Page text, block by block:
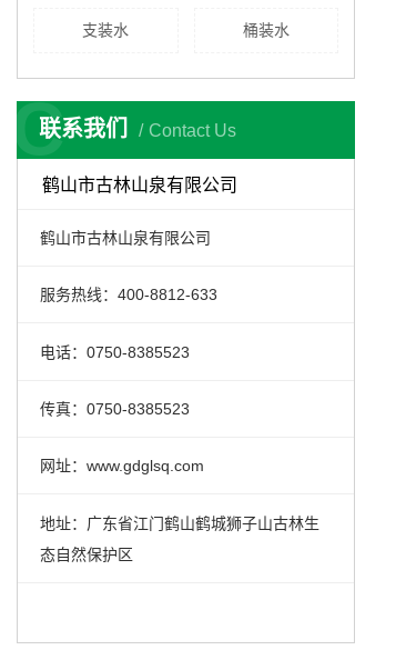
支装水 桶装水
联系我们 Contact Us
C
鹤山市古林山泉有限公司
鹤山市古林山泉有限公司
服务热线：400-8812-633
电话：0750-8385523
传真：0750-8385523
网址：www.gdglsq.com
地址：广东省江门鹤山鹤城狮子山古林生
态自然保护区